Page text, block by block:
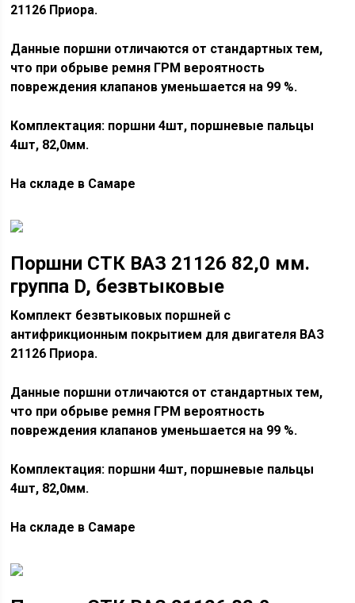
21126 Приора.
Данные поршни отличаются от стандартных тем,
что при обрыве ремня ГРМ вероятность
повреждения клапанов уменьшается на 99 %.
Комплектация: поршни 4шт, поршневые пальцы
4шт, 82,0мм.
На складе в Самаре
Поршни СТК ВАЗ 21126 82,0 мм.
группа D, безвтыковые
Комплект безвтыковых поршней с
антифрикционным покрытием для двигателя ВАЗ
21126 Приора.
Данные поршни отличаются от стандартных тем,
что при обрыве ремня ГРМ вероятность
повреждения клапанов уменьшается на 99 %.
Комплектация: поршни 4шт, поршневые пальцы
4шт, 82,0мм.
На складе в Самаре